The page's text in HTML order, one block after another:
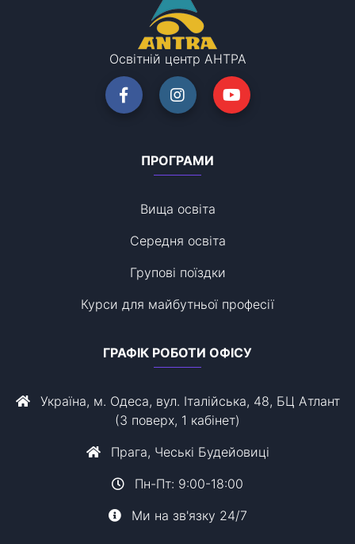
Освітній центр АНТРА
ПРОГРАМИ
Вища освіта
Середня освіта
Групові поїздки
Курси для майбутньої професії
ГРАФІК РОБОТИ ОФІСУ
Україна, м. Одеса, вул. Італійська, 48, БЦ Атлант
(3 поверх, 1 кабінет)
Прага, Чеські Будейовиці
Пн-Пт: 9:00-18:00
Ми на зв'язку 24/7